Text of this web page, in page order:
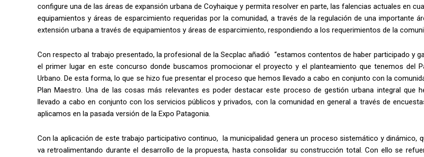
configure una de las áreas de expansión urbana de Coyhaique y permita resolver en parte, las falencias actuales en
equipamientos y áreas de esparcimiento requeridas por la comunidad, a través de la regulación de una importante
extensión urbana a través de equipamientos y áreas de esparcimiento, respondiendo a los requerimientos de la
Con respecto al trabajo presentado, la profesional de la Secplac añadió “estamos contentos de haber participado y
el primer lugar en este concurso donde buscamos promocionar el proyecto y el planteamiento que tenemos del
Urbano. De esta forma, lo que se hizo fue presentar el proceso que hemos llevado a cabo en conjunto con la
Plan Maestro. Una de las cosas más relevantes es poder destacar este proceso de gestión urbana integral que
llevado a cabo en conjunto con los servicios públicos y privados, con la comunidad en general a través de
aplicamos en la pasada versión de la Expo Patagonia.
Con la aplicación de este trabajo participativo continuo, la municipalidad genera un proceso sistemático y dinámico,
va retroalimentando durante el desarrollo de la propuesta, hasta consolidar su construcción total. Con ello se